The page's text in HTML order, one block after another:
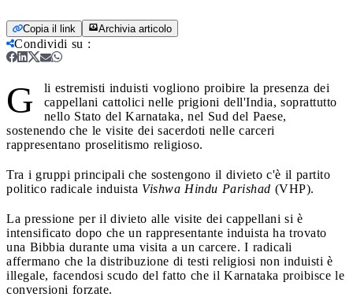
Copia il link Archivia articolo
Condividi su :
G
li estremisti induisti vogliono proibire la presenza dei
cappellani cattolici nelle prigioni dell'India, soprattutto
nello Stato del Karnataka, nel Sud del Paese,
sostenendo che le visite dei sacerdoti nelle carceri
rappresentano proselitismo religioso.
Tra i gruppi principali che sostengono il divieto c'è il partito
politico radicale induista Vishwa Hindu Parishad (VHP).
La pressione per il divieto alle visite dei cappellani si è
intensificato dopo che un rappresentante induista ha trovato
una Bibbia durante uma visita a un carcere. I radicali
affermano che la distribuzione di testi religiosi non induisti è
illegale, facendosi scudo del fatto che il Karnataka proibisce le
conversioni forzate.